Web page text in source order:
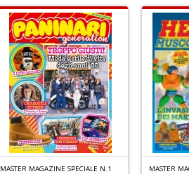
MASTER MAGAZINE SPECIALE N.1 MASTER